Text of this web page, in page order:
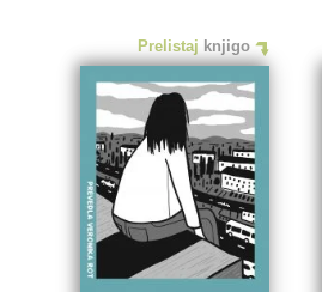
Prelistaj knjigo